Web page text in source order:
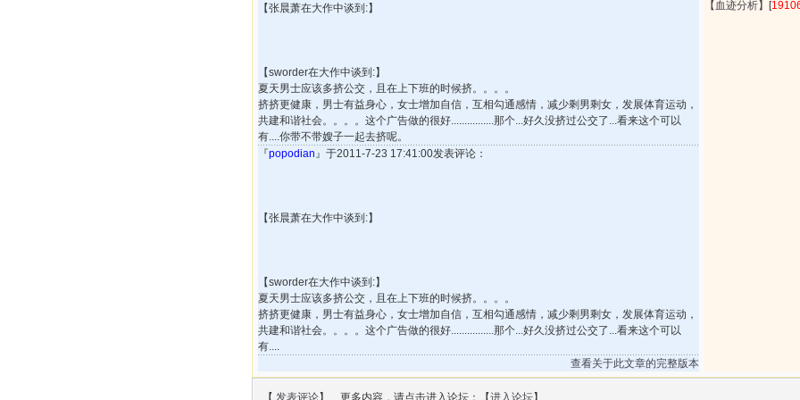
【张晨萧在大作中谈到:】
【sworder在大作中谈到:】
夏天男士应该多挤公交，且在上下班的时候挤。。。。
挤挤更健康，男士有益身心，女士增加自信，互相勾通感情，减少剩男剩女，发展体育运动，
共建和谐社会。。。。这个广告做的很好................那个...好久没挤过公交了...看来这个可以
有....你带不带嫂子一起去挤呢。
『popodian』于2011-7-23 17:41:00发表评论：
【张晨萧在大作中谈到:】
【sworder在大作中谈到:】
夏天男士应该多挤公交，且在上下班的时候挤。。。。
挤挤更健康，男士有益身心，女士增加自信，互相勾通感情，减少剩男剩女，发展体育运动，
共建和谐社会。。。。这个广告做的很好................那个...好久没挤过公交了...看来这个可以
有....
查看关于此文章的完整版本
【血迹分析】 [
【 发表评论】 更多内容，请点击进入论坛：【进入论坛】